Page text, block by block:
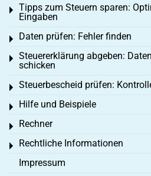
Tipps zum Steuern sparen:
Eingaben
Toggle menu
Daten prüfen: Fehler finden
Toggle menu
Steuererklärung abgeben:
schicken
Toggle menu
Steuerbescheid prüfen:
Toggle menu
Hilfe und Beispiele
Toggle menu
Rechner
Toggle menu
Rechtliche Informationen
Toggle menu
Impressum